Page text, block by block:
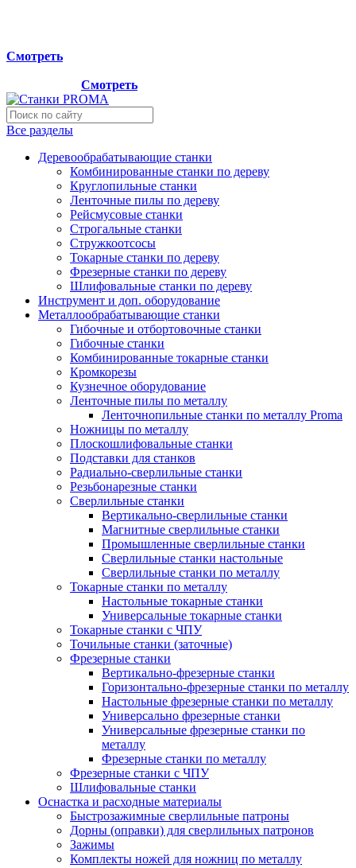
Смотреть
Смотреть
Все разделы
Деревообрабатывающие станки
Комбинированные станки по дереву
Круглопильные станки
Ленточные пилы по дереву
Рейсмусовые станки
Строгальные станки
Стружкоотсосы
Токарные станки по дереву
Фрезерные станки по дереву
Шлифовальные станки по дереву
Инструмент и доп. оборудование
Металлообрабатывающие станки
Гибочные и отбортовочные станки
Гибочные станки
Комбинированные токарные станки
Кромкорезы
Кузнечное оборудование
Ленточные пилы по металлу
Ленточнопильные станки по металлу Proma
Ножницы по металлу
Плоскошлифовальные станки
Подставки для станков
Радиально-сверлильные станки
Резьбонарезные станки
Сверлильные станки
Вертикально-сверлильные станки
Магнитные сверлильные станки
Промышленные сверлильные станки
Сверлильные станки настольные
Сверлильные станки по металлу
Токарные станки по металлу
Настольные токарные станки
Универсальные токарные станки
Токарные станки с ЧПУ
Точильные станки (заточные)
Фрезерные станки
Вертикально-фрезерные станки
Горизонтально-фрезерные станки по металлу
Настольные фрезерные станки по металлу
Универсально фрезерные станки
Универсальные фрезерные станки по
металлу
Фрезерные станки по металлу
Фрезерные станки с ЧПУ
Шлифовальные станки
Оснастка и расходные материалы
Быстрозажимные сверлильные патроны
Дорны (оправки) для сверлильных патронов
Зажимы
Комплекты ножей для ножниц по металлу